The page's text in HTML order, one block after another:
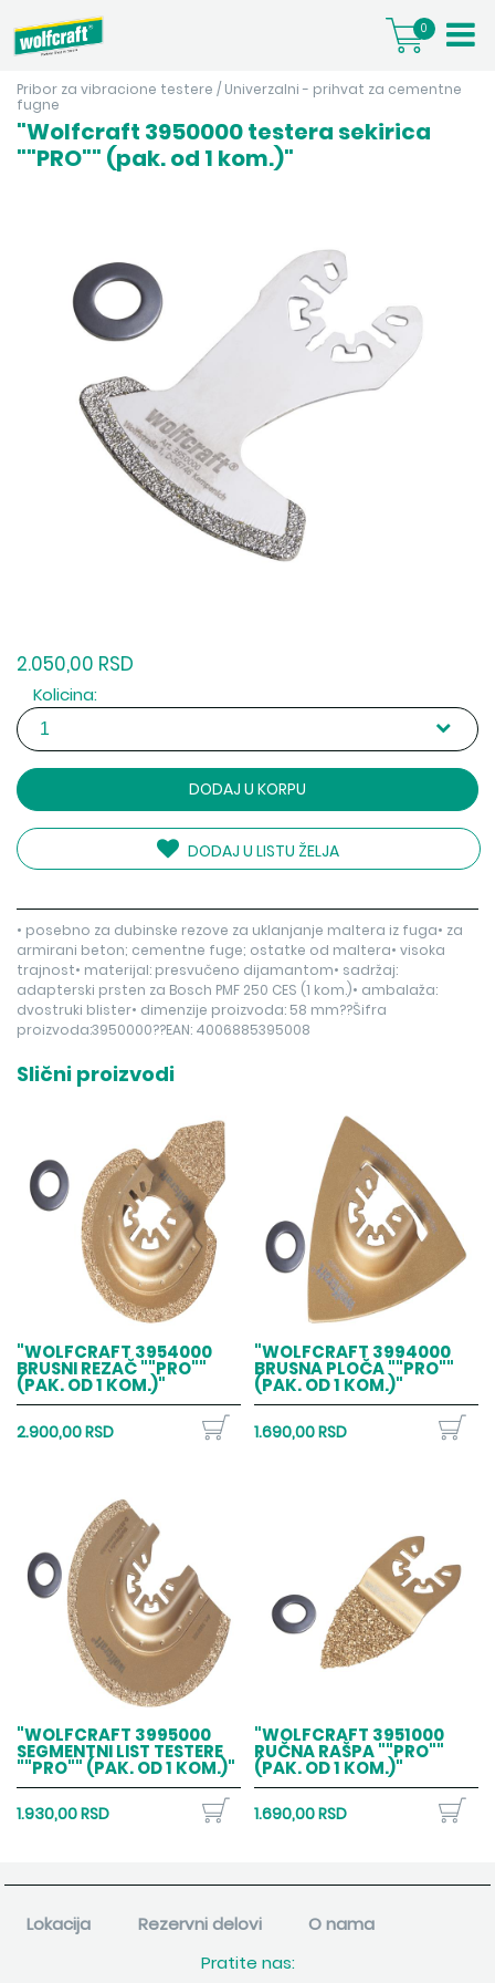
0
Pribor za vibracione testere / Univerzalni - prihvat za cementne
fugne
"Wolfcraft 3950000 testera sekirica
""PRO"" (pak. od 1 kom.)"
2.050,00 RSD
Kolicina:
DODAJ U KORPU
DODAJ U LISTU ŽELJA
• posebno za dubinske rezove za uklanjanje maltera iz fuga• za
armirani beton; cementne fuge; ostatke od maltera• visoka
trajnost• materijal: presvučeno dijamantom• sadržaj:
adapterski prsten za Bosch PMF 250 CES (1 kom.)• ambalaža:
dvostruki blister• dimenzije proizvoda: 58 mm??Šifra
proizvoda:3950000??EAN: 4006885395008
Slični proizvodi
"WOLFCRAFT 3954000
BRUSNI REZAČ ""PRO""
(PAK. OD 1 KOM.)"
2.900,00 RSD
"WOLFCRAFT 3994000
BRUSNA PLOČA ""PRO""
(PAK. OD 1 KOM.)"
1.690,00 RSD
"WOLFCRAFT 3995000
SEGMENTNI LIST TESTERE
""PRO"" (PAK. OD 1 KOM.)"
1.930,00 RSD
"WOLFCRAFT 3951000
RUČNA RAŠPA ""PRO""
(PAK. OD 1 KOM.)"
1.690,00 RSD
Lokacija Rezervni delovi
O nama
Pratite nas: